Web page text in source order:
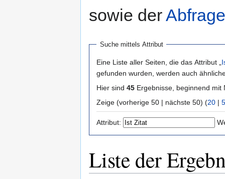
sowie der
Suche mittels Attribut
Eine Liste aller Seiten, die das Attribut „
gefunden wurden, werden auch
Hier sind 45 Ergebnisse, beginnend
Zeige (vorherige 50 | nächste 50) (20 |
Attribut:
Liste der